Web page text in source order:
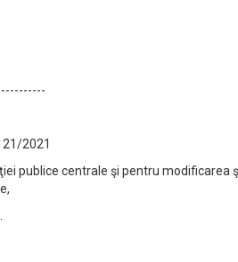
2021
publice centrale şi pentru modificarea